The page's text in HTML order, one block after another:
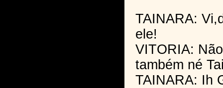
TAINARA:
ele!
VITORIA:
também né
TAINARA: Ih